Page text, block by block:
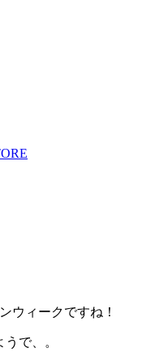
ウィークですね！
で、。